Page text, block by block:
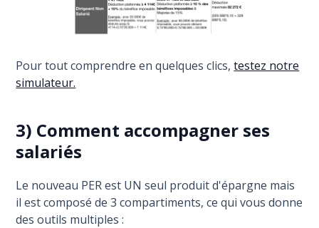
Pour tout comprendre en quelques clics,testez notre
simulateur.
3) Comment accompagner ses
salariés
Le nouveau PER est UN seul produit d'épargne mais
il est composé de 3 compartiments, ce qui vous donne
des outils multiples :